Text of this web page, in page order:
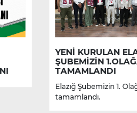
YENİ KURULAN
ŞUBEMİZİN
TAMAMLANDI
Elazığ Şubemizin 1.
tamamlandı.